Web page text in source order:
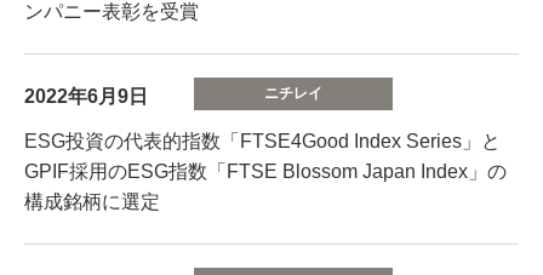
ンパニー表彰を受賞
2022年6月9日
ESG投資の代表的指数「FTSE4Good Index Series」と
GPIF採用のESG指数「FTSE Blossom Japan Index」の
構成銘柄に選定